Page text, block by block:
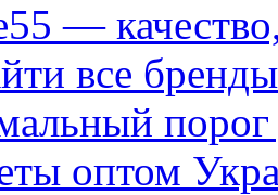
—
все
порог
оптом